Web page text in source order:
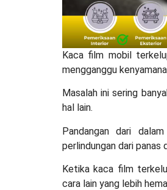
Kaca film mobil
mengganggu
Masalah ini sering
hal lain.
Pandangan dari
perlindungan dari panas
Ketikakaca film
cara lain yang lebih